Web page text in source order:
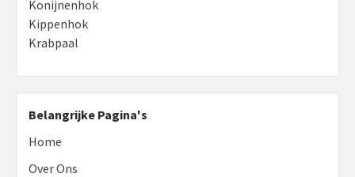
Konijnenhok
Kippenhok
Krabpaal
Belangrijke Pagina's
Home
Over Ons